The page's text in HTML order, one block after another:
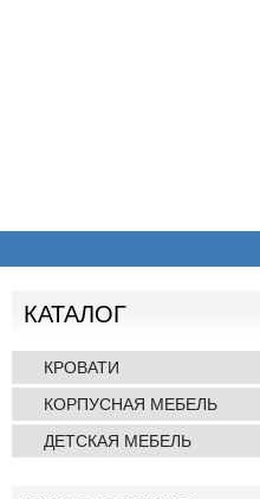
КАТАЛОГ
КРОВАТИ
КОРПУСНАЯ МЕБЕЛЬ
ДЕТСКАЯ МЕБЕЛЬ